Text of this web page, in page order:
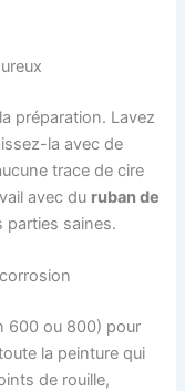
préparation. Lavez
la avec de
trace de cire
avec du ruban de
parties saines.
600 ou 800) pour
la peinture qui
de rouille,